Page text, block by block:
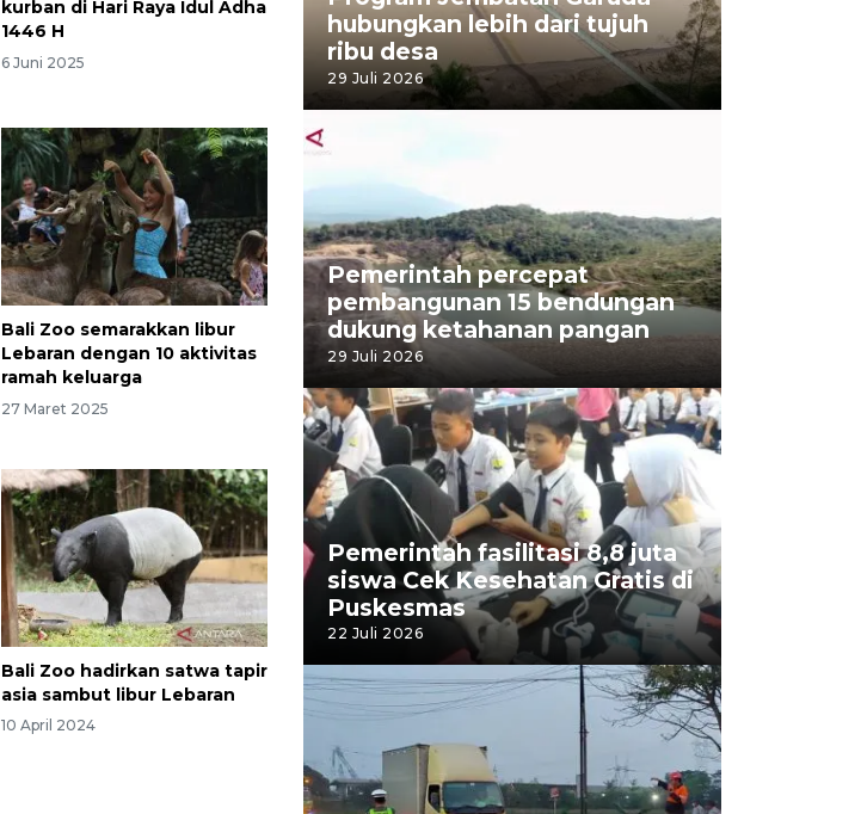
kurban di Hari Raya Idul Adha
1446 H
6 Juni 2025
Bali Zoo semarakkan libur
Lebaran dengan 10 aktivitas
ramah keluarga
27 Maret 2025
Bali Zoo hadirkan satwa tapir
asia sambut libur Lebaran
10 April 2024
hubungkan lebih dari tujuh
ribu desa
29 Juli 2026
Pemerintah percepat
pembangunan 15 bendungan
dukung ketahanan pangan
29 Juli 2026
Pemerintah fasilitasi 8,8 juta
siswa Cek Kesehatan Gratis di
Puskesmas
22 Juli 2026